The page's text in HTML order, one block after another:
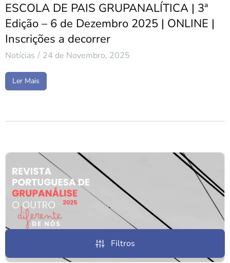
ESCOLA DE PAIS GRUPANALÍTICA | 3ª
Edição – 6 de Dezembro 2025 | ONLINE |
Inscrições a decorrer
Notícias 24 de Novembro, 2025
Ler Mais
Filtros